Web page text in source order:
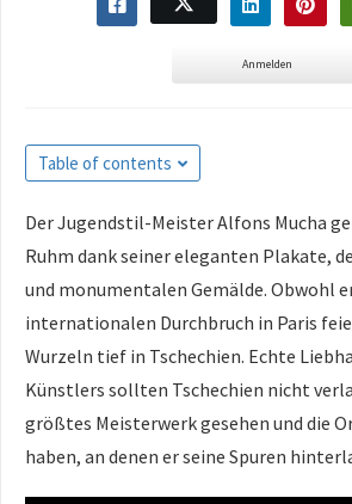
Anmelden
Table of contents
Der Jugendstil-Meister Alfons Mucha
Ruhm dank seiner eleganten Plakate,
und monumentalen Gemälde. Obwohl
internationalen Durchbruch in Paris
Wurzeln tief in Tschechien. Echte
Künstlers sollten Tschechien nicht
größtes Meisterwerk gesehen und die
haben, an denen er seine Spuren